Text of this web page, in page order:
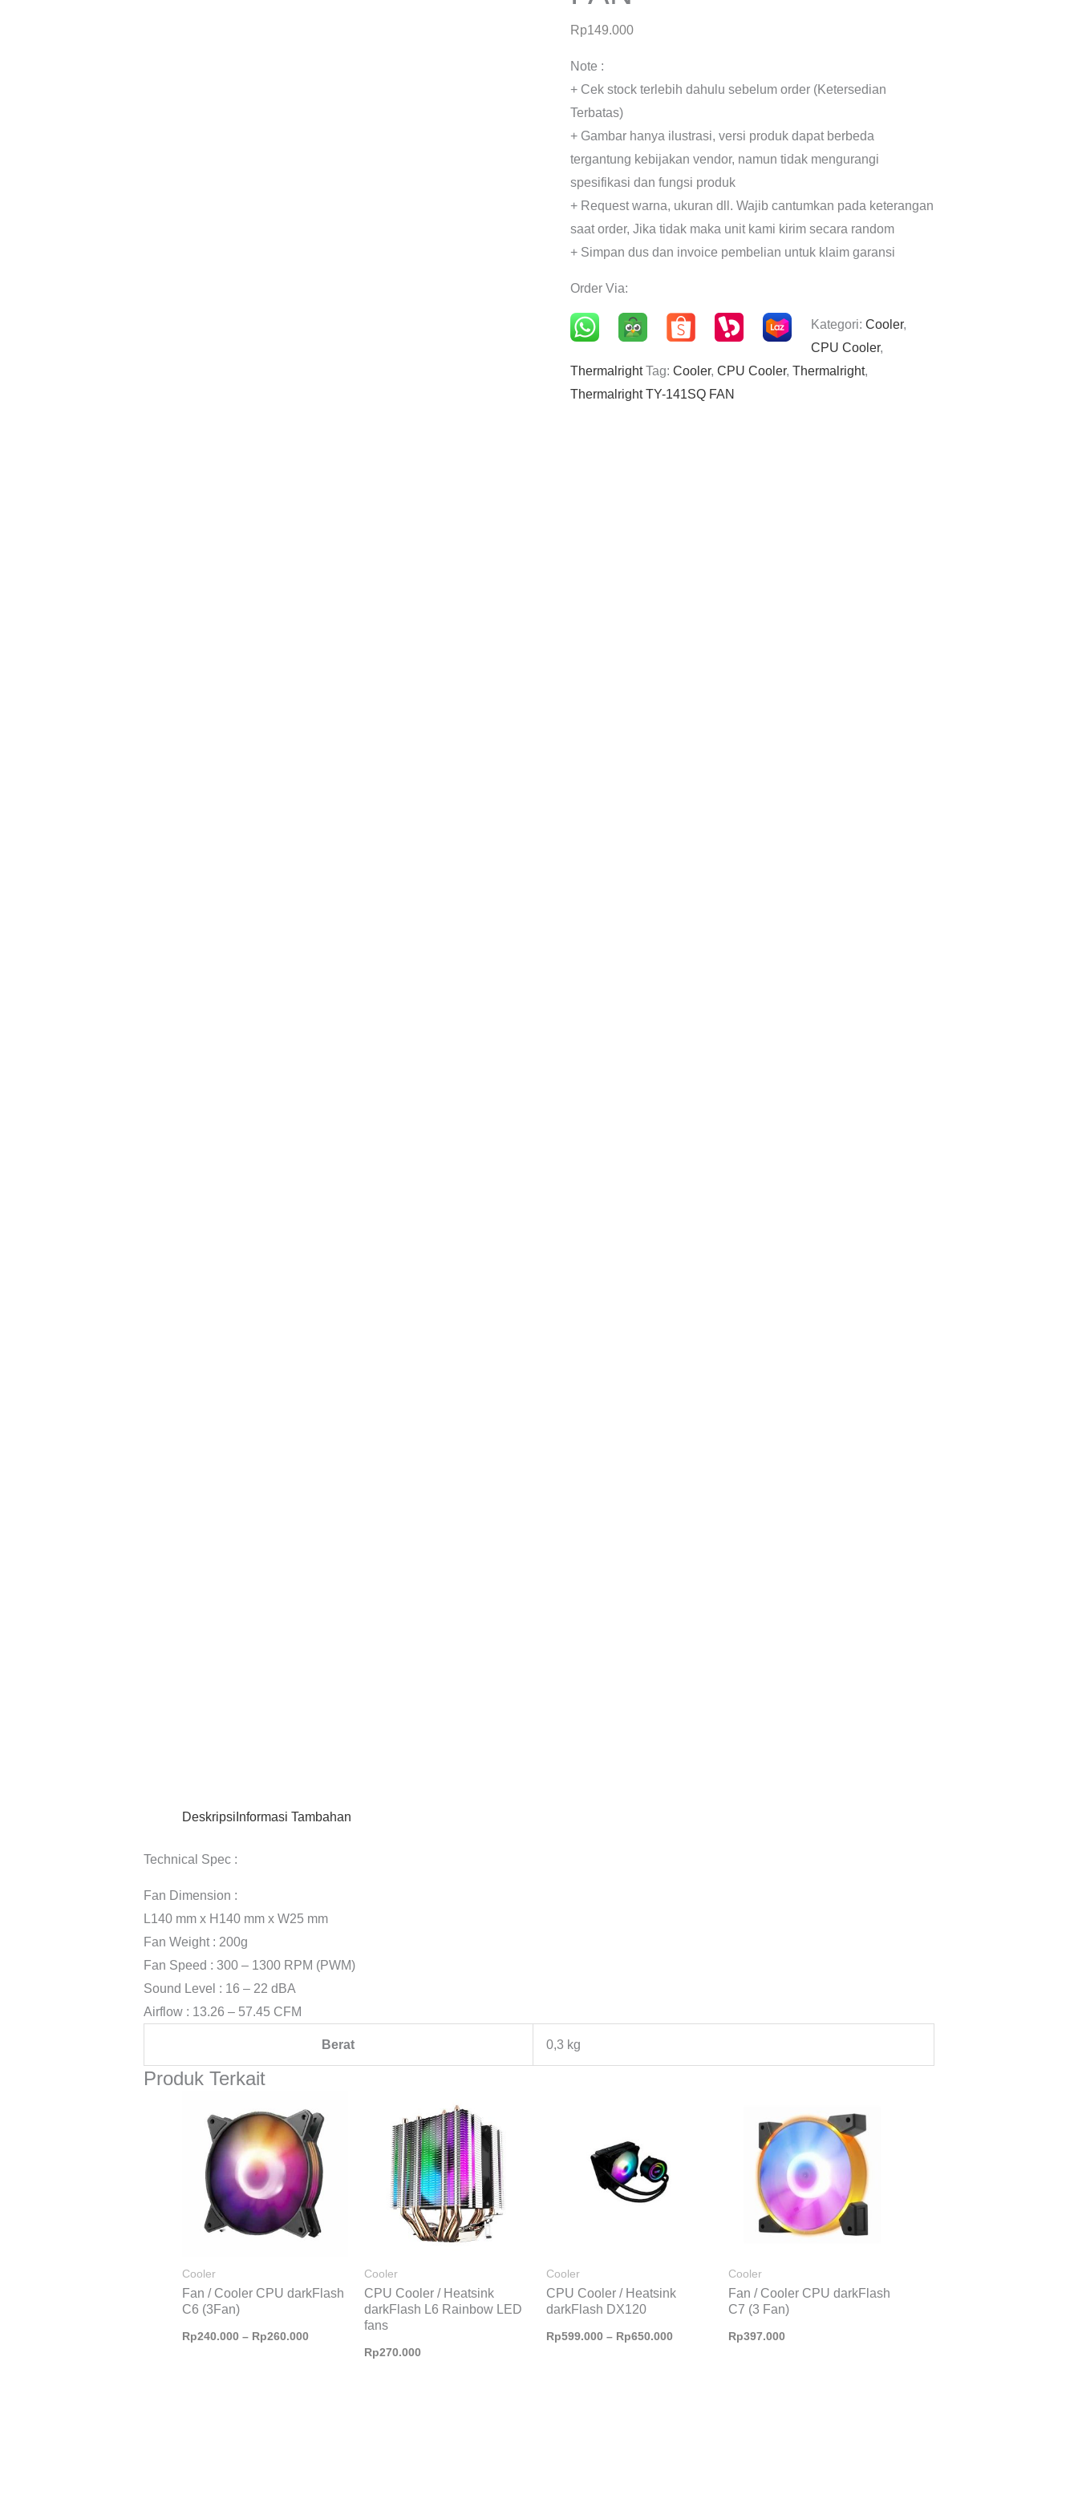
Rp149.000
Note :
+ Cek stock terlebih dahulu sebelum order (Ketersedian
Terbatas)
+ Gambar hanya ilustrasi, versi produk dapat berbeda
tergantung kebijakan vendor, namun tidak mengurangi
spesifikasi dan fungsi produk
+ Request warna, ukuran dll. Wajib cantumkan pada keterangan
saat order, Jika tidak maka unit kami kirim secara random
+ Simpan dus dan invoice pembelian untuk klaim garansi
Order Via:
Kategori:Cooler,
CPU Cooler,
Thermalright Tag:Cooler,CPU Cooler,Thermalright,
Thermalright TY-141SQ FAN
Deskripsi Informasi Tambahan
Technical Spec :
Fan Dimension :
L140 mm x H140 mm x W25 mm
Fan Weight : 200g
Fan Speed : 300 – 1300 RPM (PWM)
Sound Level : 16 – 22 dBA
Airflow : 13.26 – 57.45 CFM
Berat 0,3 kg
Produk Terkait
Cooler
Fan / Cooler CPU darkFlash
C6 (3Fan)
Rp240.000 – Rp260.000
harga:
Rp240.000
hingga
Rp260.000
Cooler
CPU Cooler / Heatsink
darkFlash L6 Rainbow LED
fans
Rp270.000
Cooler
CPU Cooler / Heatsink
darkFlash DX120
Rp599.000 – Rp650.000
Cooler
Fan / Cooler CPU darkFlash
C7 (3 Fan)
Rp397.000